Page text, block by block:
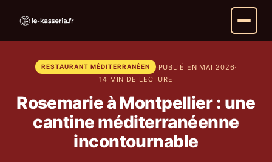
RESTAURANT MÉDITERRANÉEN · PUBLIÉ EN MAI 2026·
14 MIN DE LECTURE
Rosemarie à Montpellier : une
cantine méditerranéenne
incontournable